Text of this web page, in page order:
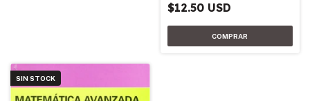
$12.50 USD
SIN STOCK